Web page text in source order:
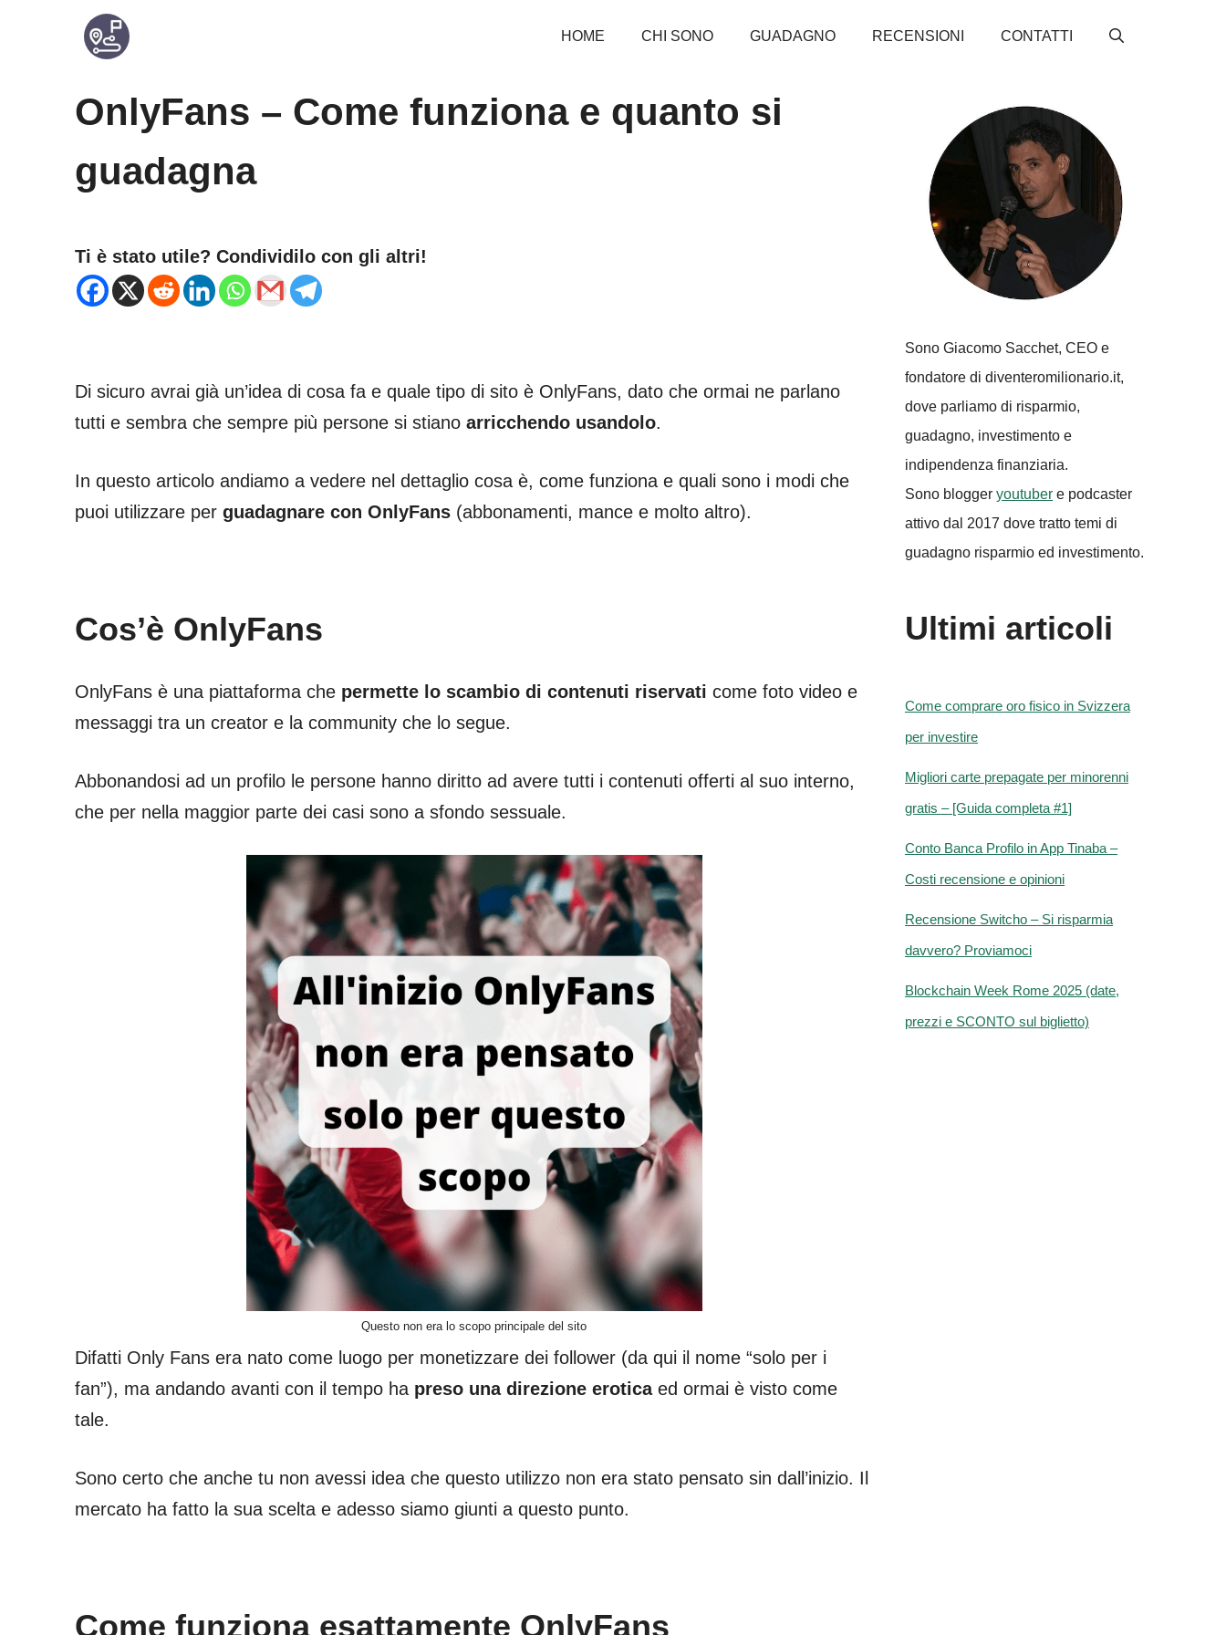
HOME CHI SONO GUADAGNO RECENSIONI CONTATTI
OnlyFans – Come funziona e quanto si
guadagna
Ti è stato utile? Condividilo con gli altri!
Di sicuro avrai già un’idea di cosa fa e quale tipo di sito è OnlyFans, dato che ormai ne parlano
tutti e sembra che sempre più persone si stiano arricchendo usandolo.
In questo articolo andiamo a vedere nel dettaglio cosa è, come funziona e quali sono i modi che
puoi utilizzare per guadagnare con OnlyFans (abbonamenti, mance e molto altro).
Cos’è OnlyFans
OnlyFans è una piattaforma che permette lo scambio di contenuti riservati come foto video e
messaggi tra un creator e la community che lo segue.
Abbonandosi ad un profilo le persone hanno diritto ad avere tutti i contenuti offerti al suo interno,
che per nella maggior parte dei casi sono a sfondo sessuale.
Questo non era lo scopo principale del sito
Difatti Only Fans era nato come luogo per monetizzare dei follower (da qui il nome “solo per i
fan”), ma andando avanti con il tempo ha preso una direzione eroticaed ormai è visto come
tale.
Sono certo che anche tu non avessi idea che questo utilizzo non era stato pensato sin dall’inizio. Il
mercato ha fatto la sua scelta e adesso siamo giunti a questo punto.
Come funziona esattamente OnlyFans
Sono Giacomo Sacchet, CEO e
fondatore di diventeromilionario.it,
dove parliamo di risparmio,
guadagno, investimento e
indipendenza finanziaria.
Sono blogger youtuber e podcaster
attivo dal 2017 dove tratto temi di
guadagno risparmio ed investimento.
Ultimi articoli
Come comprare oro fisico in Svizzera
per investire
Migliori carte prepagate per minorenni
gratis – [Guida completa #1]
Conto Banca Profilo in App Tinaba –
Costi recensione e opinioni
Recensione Switcho – Si risparmia
davvero? Proviamoci
Blockchain Week Rome 2025 (date,
prezzi e SCONTO sul biglietto)